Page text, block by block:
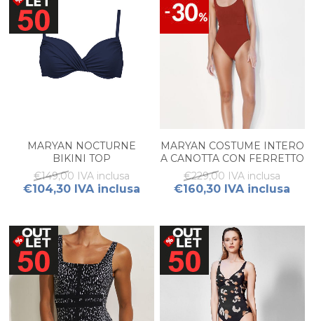
MARYAN NOCTURNE
BIKINI TOP
€149,00 IVA inclusa
€104,30 IVA inclusa
MARYAN COSTUME INTERO
A CANOTTA CON FERRETTO
€229,00 IVA inclusa
€160,30 IVA inclusa